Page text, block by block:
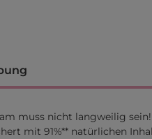
muss nicht langweilig
mit 91%** natürlichen